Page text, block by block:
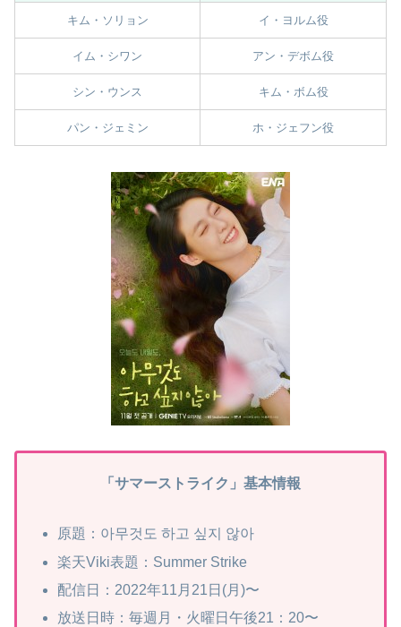
キム・ソリョン イ・ヨルム役
イム・シワン アン・デボム役
シン・ウンス キム・ボム役
パン・ジェミン ホ・ジェフン役
「サマーストライク」基本情報
原題：아무것도 하고 싶지 않아
楽天Viki表題：Summer Strike
配信日：2022年11月21日(月)〜
放送日時：毎週月・火曜日午後21：20〜